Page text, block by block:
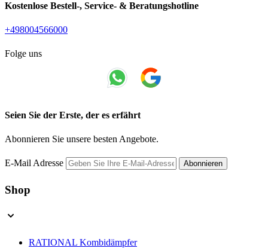
Kostenlose Bestell-, Service- & Beratungshotline
+498004566000
Folge uns
Seien Sie der Erste, der es erfährt
Abonnieren Sie unsere besten Angebote.
E-Mail Adresse Abonnieren
Shop
RATIONAL Kombidämpfer